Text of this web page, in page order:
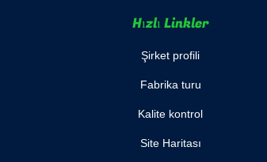
Hızlı Linkler
Şirket profili
Fabrika turu
Kalite kontrol
Site Haritası